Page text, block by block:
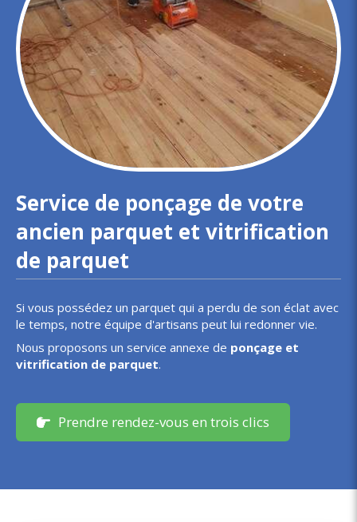
Service de ponçage de votre
ancien parquet et vitrification
de parquet
Si vous possédez un parquet qui a perdu de son éclat avec
le temps, notre équipe d'artisans peut lui redonner vie.
Nous proposons un service annexe de ponçage et
vitrification de parquet.
Prendre rendez-vous en trois clics